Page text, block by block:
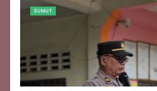
SUMUT